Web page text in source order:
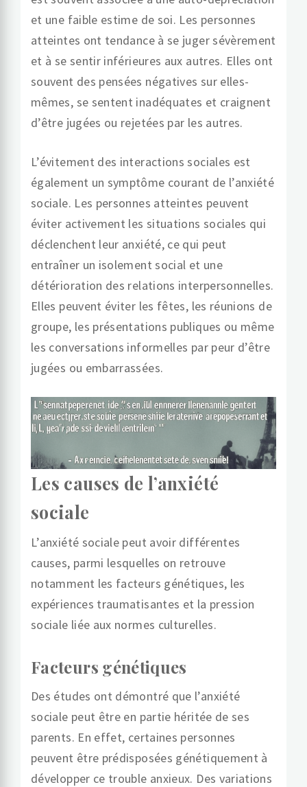
et une faible estime de soi. Les personnes
atteintes ont tendance à se juger sévèrement
et à se sentir inférieures aux autres. Elles ont
souvent des pensées négatives sur elles-
mêmes, se sentent inadéquates et craignent
d’être jugées ou rejetées par les autres.
L’évitement des interactions sociales est
également un symptôme courant de l’anxiété
sociale. Les personnes atteintes peuvent
éviter activement les situations sociales qui
déclenchent leur anxiété, ce qui peut
entraîner un isolement social et une
détérioration des relations interpersonnelles.
Elles peuvent éviter les fêtes, les réunions de
groupe, les présentations publiques ou même
les conversations informelles par peur d’être
jugées ou embarrassées.
Les causes de l’anxiété
sociale
L’anxiété sociale peut avoir différentes
causes, parmi lesquelles on retrouve
notamment les facteurs génétiques, les
expériences traumatisantes et la pression
sociale liée aux normes culturelles.
Facteurs génétiques
Des études ont démontré que l’anxiété
sociale peut être en partie héritée de ses
parents. En effet, certaines personnes
peuvent être prédisposées génétiquement à
développer ce trouble anxieux. Des variations